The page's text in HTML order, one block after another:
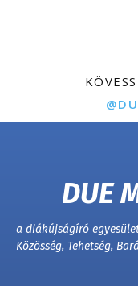
DUE
a diákújságíró
Közösség, Tehetség,